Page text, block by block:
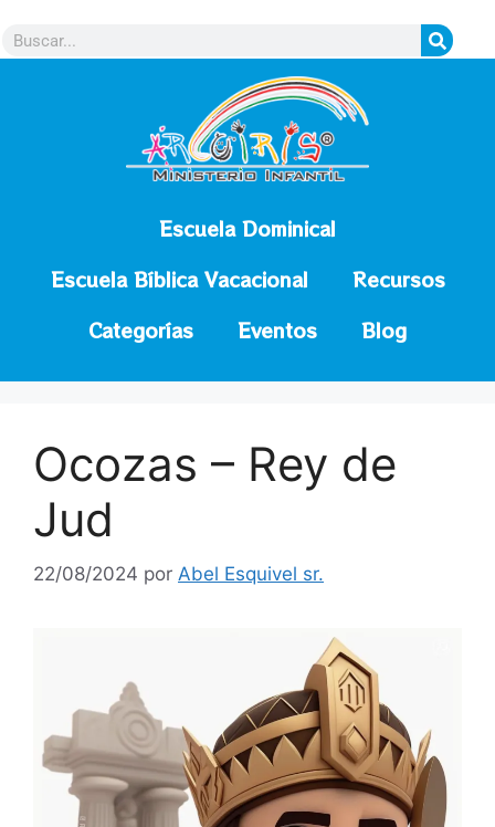
Escuela Dominical
Escuela Bíblica Vacacional
Recursos
Categorías
Eventos Blog
Ocozas – Rey de
Jud
22/08/2024 por Abel Esquivel sr.